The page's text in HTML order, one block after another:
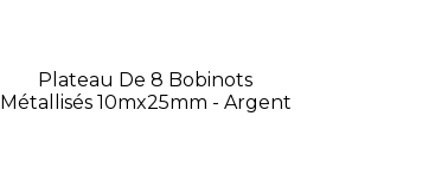
Plateau De 8 Bobinots
Métallisés 10mx25mm - Argent